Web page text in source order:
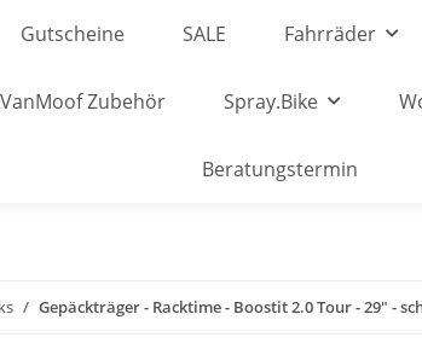
Gutscheine SALE Fahrräder
VanMoof Zubehör Spray.Bike
Beratungstermin
Gepäckträger - Racktime - Boostit 2.0 Tour - 29" -